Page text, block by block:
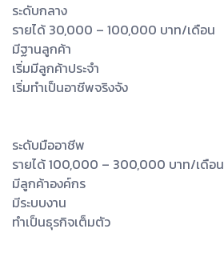
ระดับกลาง
รายได้ 30,000 – 100,000 บาท/เดือน
มีฐานลูกค้า
เริ่มมีลูกค้าประจำ
เริ่มทำเป็นอาชีพจริงจัง
ระดับมืออาชีพ
รายได้ 100,000 – 300,000 บาท/เดือน
มีลูกค้าองค์กร
มีระบบงาน
ทำเป็นธุรกิจเต็มตัว